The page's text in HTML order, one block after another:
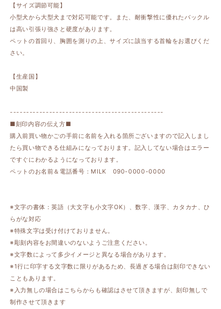
【サイズ調節可能】
小型犬から大型犬まで対応可能です。また、耐衝撃性に優れたバックル
は高い引張り強さと硬度があります。
ペットの首回り、胸囲を測りの上、サイズに該当する首輪をお選びくだ
さい。
【生産国】
中国製
-----------------------------------------------
■刻印内容の伝え方■
購入前買い物かごの手前に名前を入れる箇所ございますので記入しまし
たら買い物できる仕組みになっております。記入してない場合はエラー
ですぐにわかるようになっております。
ペットのお名前＆電話番号：MILK 090-0000-0000
※文字の書体：英語（大文字も小文字OK）、数字、漢字、カタカナ、ひ
らがな対応
※特殊文字は受け付けておりません。
※彫刻内容をお間違いのないようご注意ください。
※文字数によって多少イメージと異なる場合があります。
※1行に印字する文字数に限りがあるため、長過ぎる場合は刻印できない
こともあります。
※入力無しの場合はこちらからも確認はさせて頂きますが、刻印無しで
制作させて頂きます